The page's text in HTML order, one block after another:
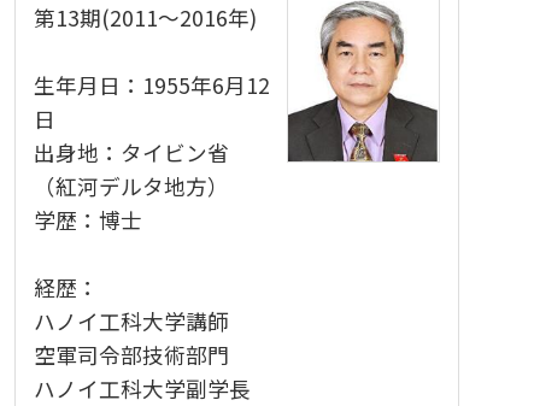
第13期(2011～2016年)
生年月日：1955年6月12
日
出身地：タイビン省
（紅河デルタ地方）
学歴：博士
経歴：
ハノイ工科大学講師
空軍司令部技術部門
ハノイ工科大学副学長